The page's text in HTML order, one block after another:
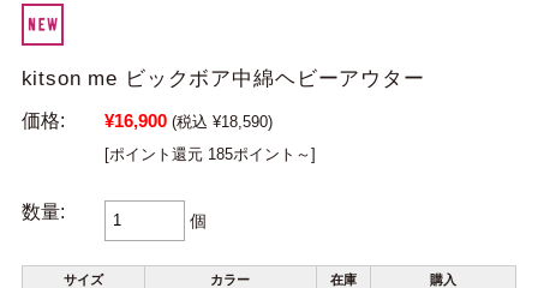
kitson me ビックボア中綿ヘビーアウター
価格: ¥16,900 (税込 ¥18,590)
[ポイント還元 185ポイント～]
数量: 個
サイズ カラー 在庫 購入